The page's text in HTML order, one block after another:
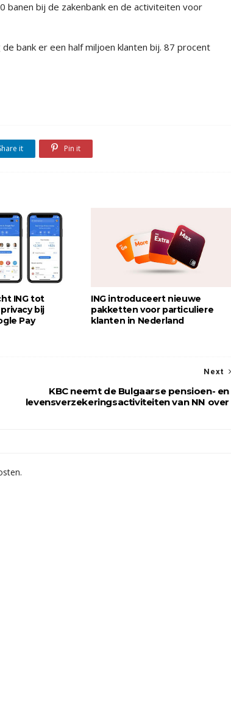
banen bij de zakenbank en de activiteiten voor
bank er een half miljoen klanten bij. 87 procent
it Pin it
ING tot
bij
Pay
ING introduceert nieuwe
pakketten voor particuliere
klanten in Nederland
Next
KBC neemt de Bulgaarse pensioen- en
levensverzekeringsactiviteiten van NN over